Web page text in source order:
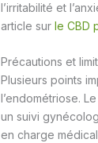
l’irritabilité et
article sur le CBD
Précautions et
Plusieurs points
l’endométriose.
un suivi
en charge